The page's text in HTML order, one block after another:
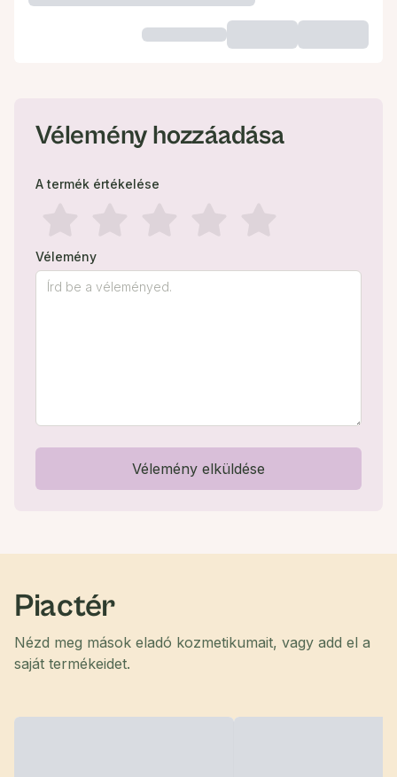
Vélemény hozzáadása
A termék értékelése
Vélemény
Vélemény elküldése
Piactér
Nézd meg mások eladó kozmetikumait, vagy add el a
saját termékeidet.